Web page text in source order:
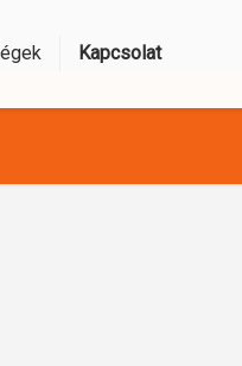
Kapcsolat